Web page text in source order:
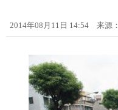
2014年08月11日 14:54 来源：